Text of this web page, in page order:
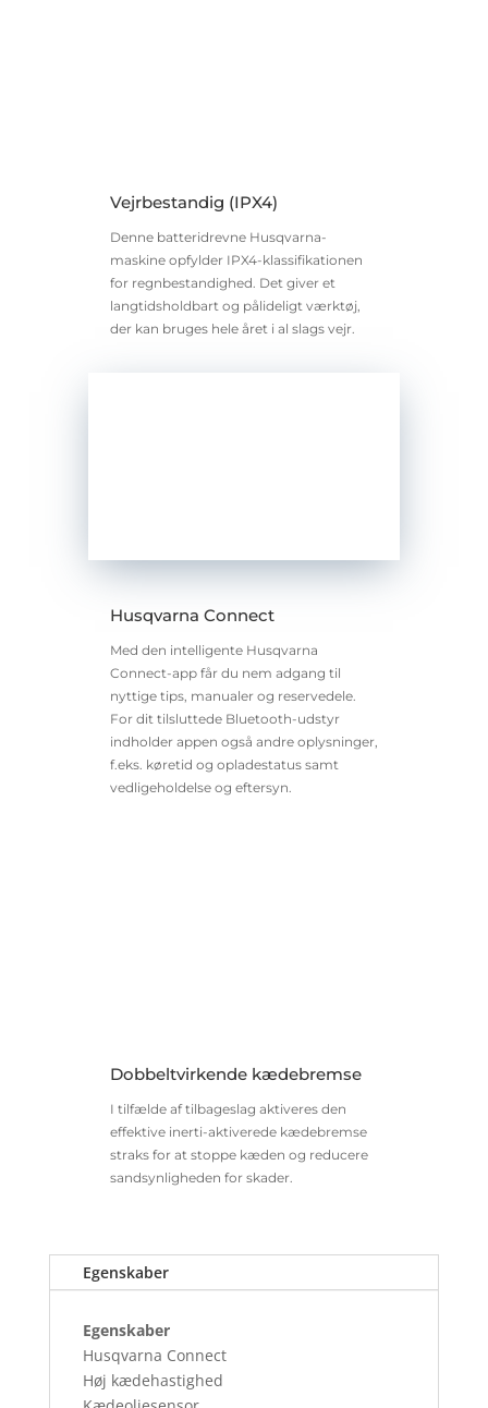
Vejrbestandig (IPX4)
Denne batteridrevne Husqvarna-
maskine opfylder IPX4-klassifikationen
for regnbestandighed. Det giver et
langtidsholdbart og pålideligt værktøj,
der kan bruges hele året i al slags vejr.
Husqvarna Connect
Med den intelligente Husqvarna
Connect-app får du nem adgang til
nyttige tips, manualer og reservedele.
For dit tilsluttede Bluetooth-udstyr
indholder appen også andre oplysninger,
f.eks. køretid og opladestatus samt
vedligeholdelse og eftersyn.
Dobbeltvirkende kædebremse
I tilfælde af tilbageslag aktiveres den
effektive inerti-aktiverede kædebremse
straks for at stoppe kæden og reducere
sandsynligheden for skader.
Egenskaber
Egenskaber
Husqvarna Connect
Høj kædehastighed